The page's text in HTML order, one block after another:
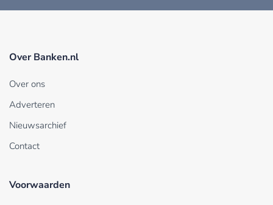
Over Banken.nl
Over ons
Adverteren
Nieuwsarchief
Contact
Voorwaarden